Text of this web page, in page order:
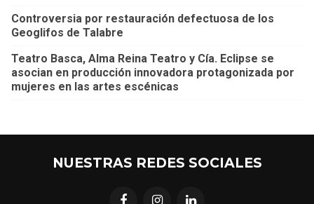
Controversia por restauración defectuosa de los
Geoglifos de Talabre
Teatro Basca, Alma Reina Teatro y Cía. Eclipse se
asocian en producción innovadora protagonizada por
mujeres en las artes escénicas
NUESTRAS REDES SOCIALES